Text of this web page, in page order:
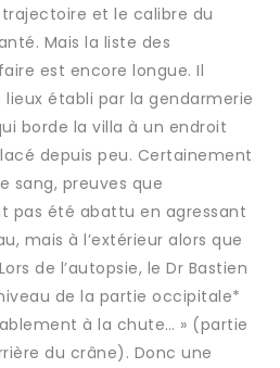
et le calibre du
Mais la liste des
est encore longue. Il
lieux établi par la gendarmerie
borde la villa à un endroit
depuis peu. Certainement
sang, preuves que
pas été abattu en agressant
mais à l’extérieur alors que
de l’autopsie, le Dr Bastien
de la partie occipitale*
à la chute… » (partie
du crâne). Donc une